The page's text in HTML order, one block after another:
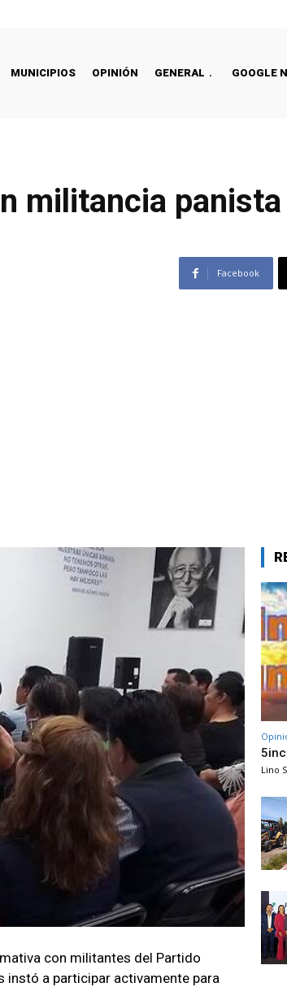
MUNICIPIOS OPINIÓN GENERAL GOOGLE
militancia panista
Facebook
con militantes del Partido
instó a participar activamente para
Lino